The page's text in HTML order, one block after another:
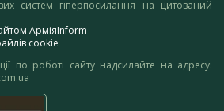
систем гіперпосилання на цитований
АрміяInform
cookie
по роботі сайту надсилайте на адресу: